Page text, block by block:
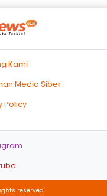
Kami
Media Siber
Policy
reserved